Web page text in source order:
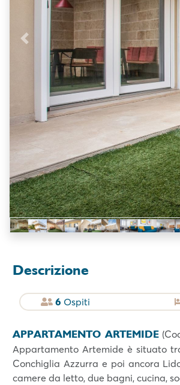
Previous
Descrizione
6 Ospiti
APPARTAMENTO ARTEMIDE
Appartamento Artemide è situato
Conchiglia Azzurra e poi ancora
camere da letto, due bagni, cucina,